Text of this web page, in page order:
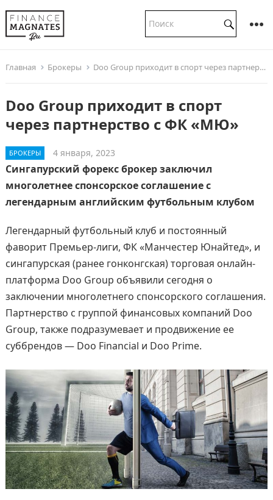
Главная Брокеры Doo Group приходит в спорт через партнерство с ФК «МЮ»
Doo Group приходит в спорт
через партнерство с ФК «МЮ»
БРОКЕРЫ 4 января, 2023
Сингапурский форекс брокер заключил
многолетнее спонсорское соглашение с
легендарным английским футбольным клубом
Легендарный футбольный клуб и постоянный
фаворит Премьер-лиги, ФК «Манчестер Юнайтед», и
сингапурская (ранее гонконгская) торговая онлайн-
платформа Doo Group объявили сегодня о
заключении многолетнего спонсорского соглашения.
Партнерство с группой финансовых компаний Doo
Group, также подразумевает и продвижение ее
суббрендов — Doo Financial и Doo Prime.